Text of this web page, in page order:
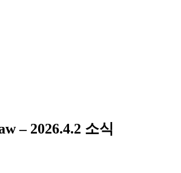
– 2026.4.2 소식